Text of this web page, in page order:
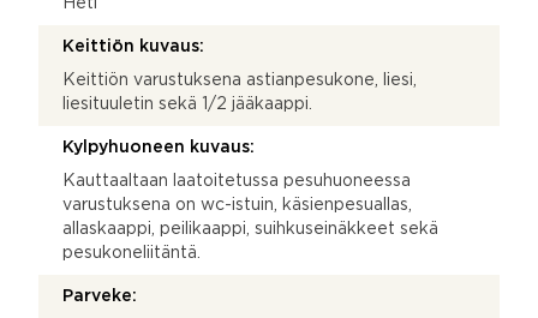
Heti
Keittiön kuvaus:
Keittiön varustuksena astianpesukone, liesi,
liesituuletin sekä 1/2 jääkaappi.
Kylpyhuoneen kuvaus:
Kauttaaltaan laatoitetussa pesuhuoneessa
varustuksena on wc-istuin, käsienpesuallas,
allaskaappi, peilikaappi, suihkuseinäkkeet sekä
pesukoneliitäntä.
Parveke: